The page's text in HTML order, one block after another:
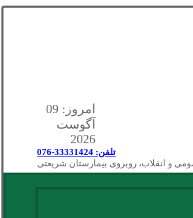
امروز: 09
آگوست
2026
تلفن: 33331424-076
و انقلاب، روبروی بیمارستان شریعتی